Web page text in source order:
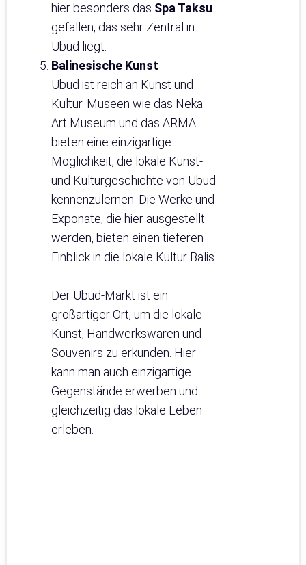
hier besonders das Spa Taksu
gefallen, das sehr Zentral in
Ubud liegt.
Balinesische Kunst
Ubud ist reich an Kunst und
Kultur. Museen wie das Neka
Art Museum und das ARMA
bieten eine einzigartige
Möglichkeit, die lokale Kunst-
und Kulturgeschichte von Ubud
kennenzulernen. Die Werke und
Exponate, die hier ausgestellt
werden, bieten einen tieferen
Einblick in die lokale Kultur Balis.
Der Ubud-Markt ist ein
großartiger Ort, um die lokale
Kunst, Handwerkswaren und
Souvenirs zu erkunden. Hier
kann man auch einzigartige
Gegenstände erwerben und
gleichzeitig das lokale Leben
erleben.